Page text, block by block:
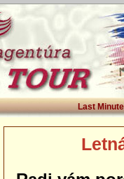
Last Minute